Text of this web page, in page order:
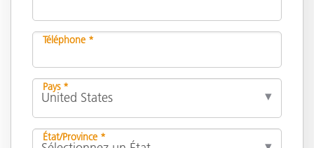
Téléphone *
Pays *
État/Province *